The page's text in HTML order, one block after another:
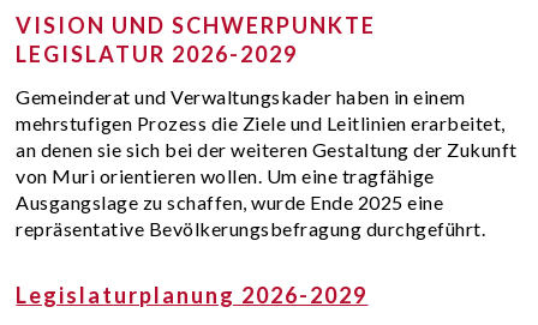
VISION UND SCHWERPUNKTE
LEGISLATUR 2026-2029
Gemeinderat und Verwaltungskader haben in einem
mehrstufigen Prozess die Ziele und Leitlinien erarbeitet,
an denen sie sich bei der weiteren Gestaltung der Zukunft
von Muri orientieren wollen. Um eine tragfähige
Ausgangslage zu schaffen, wurde Ende 2025 eine
repräsentative Bevölkerungsbefragung durchgeführt.
Legislaturplanung 2026-2029